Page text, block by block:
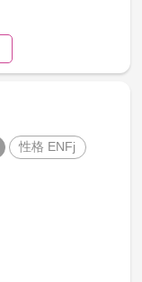
性格 ENFj